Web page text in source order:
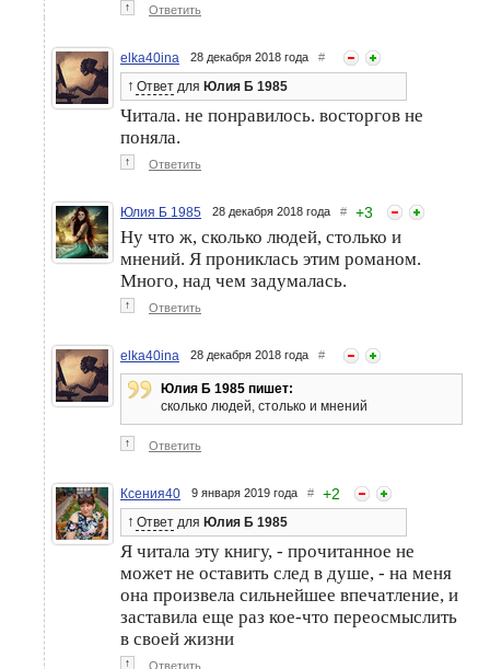
↑ Ответить
elka40ina 28 декабря 2018 года #
↑ Ответ для Юлия Б 1985
Читала. не понравилось. восторгов не
поняла.
↑ Ответить
Юлия Б 1985 28 декабря 2018 года # +3
Ну что ж, сколько людей, столько и
мнений. Я прониклась этим романом.
Много, над чем задумалась.
↑ Ответить
elka40ina 28 декабря 2018 года #
Юлия Б 1985 пишет:
сколько людей, столько и мнений
↑ Ответить
Ксения40 9 января 2019 года # +2
↑ Ответ для Юлия Б 1985
Я читала эту книгу, - прочитанное не
может не оставить след в душе, - на меня
она произвела сильнейшее впечатление, и
заставила еще раз кое-что переосмыслить
в своей жизни
↑ Ответить